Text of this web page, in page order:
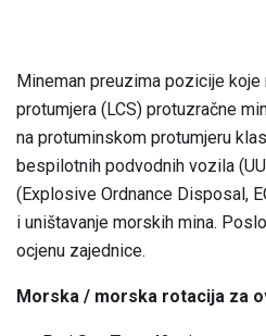
Mineman preuzima pozicije
protumjera (LCS) protuzračne
na protuminskom protumjeru
bespilotnih podvodnih vozila
(Explosive Ordnance Disposal,
i uništavanje morskih mina.
ocjenu zajednice.
Morska / morska rotacija za